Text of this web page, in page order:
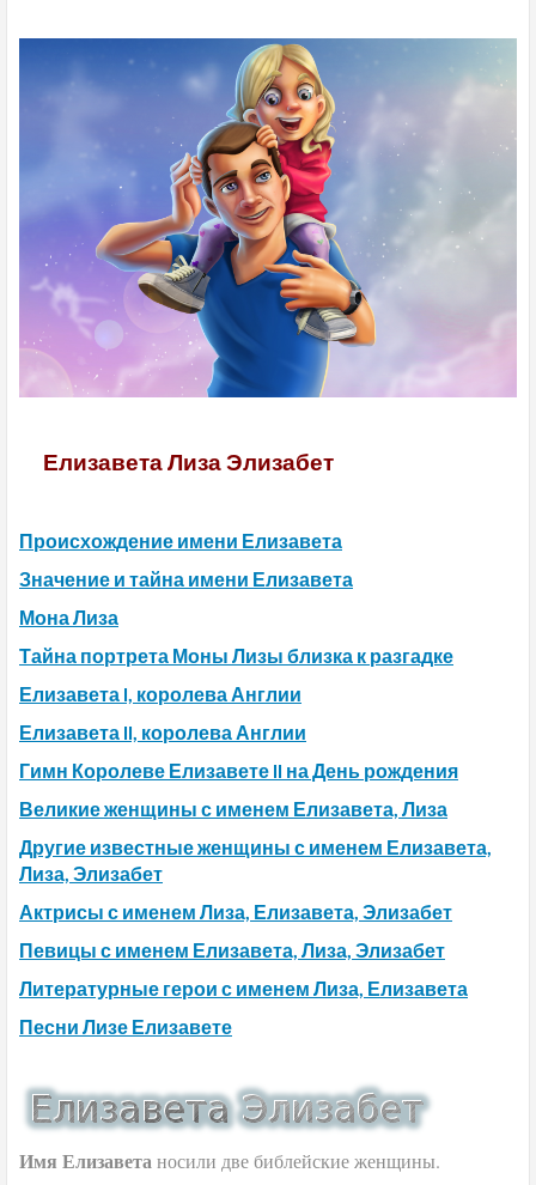
Елизавета Лиза Элизабет
Происхождение имени Елизавета
Значение и тайна имени Елизавета
Мона Лиза
Тайна портрета Моны Лизы близка к разгадке
Елизавета I, королева Англии
Елизавета II, королева Англии
Гимн Королеве Елизавете II на День рождения
Великие женщины с именем Елизавета, Лиза
Другие известные женщины с именем Елизавета,
Лиза, Элизабет
Актрисы с именем Лиза, Елизавета, Элизабет
Певицы с именем Елизавета, Лиза, Элизабет
Литературные герои с именем Лиза, Елизавета
Песни Лизе Елизавете
Имя Елизаветаносили две библейские женщины.